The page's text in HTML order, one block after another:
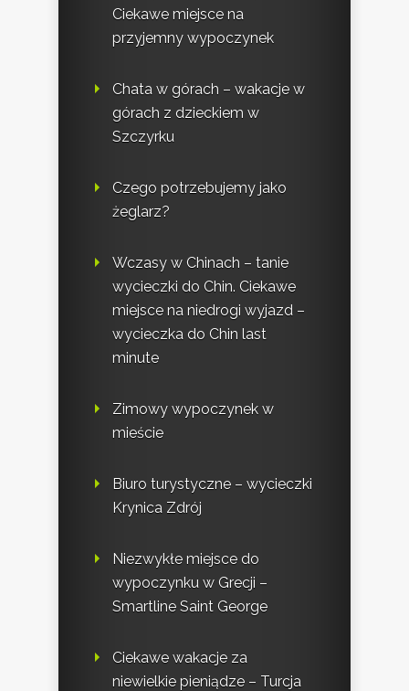
Ciekawe miejsce na
przyjemny wypoczynek
Chata w górach – wakacje w
górach z dzieckiem w
Szczyrku
Czego potrzebujemy jako
żeglarz?
Wczasy w Chinach – tanie
wycieczki do Chin. Ciekawe
miejsce na niedrogi wyjazd –
wycieczka do Chin last
minute
Zimowy wypoczynek w
mieście
Biuro turystyczne – wycieczki
Krynica Zdrój
Niezwykłe miejsce do
wypoczynku w Grecji –
Smartline Saint George
Ciekawe wakacje za
niewielkie pieniądze – Turcja